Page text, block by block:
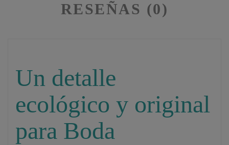
RESEÑAS (0)
Un detalle
ecológico y original
para Boda